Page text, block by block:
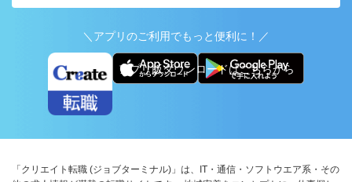
＼アプリのご利用でもっと便利に！／
アプリ版ダウンロードはこちらから
「クリエイト転職 (ジョブターミナル)」は、IT・通信・ソフトウエア系・その